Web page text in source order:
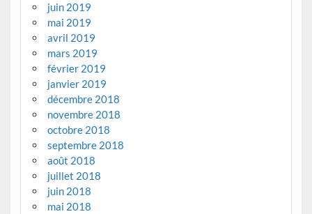
juin 2019
mai 2019
avril 2019
mars 2019
février 2019
janvier 2019
décembre 2018
novembre 2018
octobre 2018
septembre 2018
août 2018
juillet 2018
juin 2018
mai 2018